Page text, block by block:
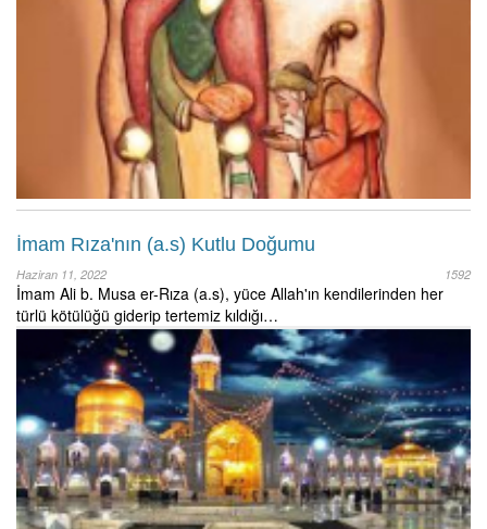
İmam Rıza'nın (a.s) Kutlu Doğumu
Haziran 11, 2022 1592
İmam Ali b. Musa er-Rıza (a.s), yüce Allah'ın kendilerinden her
türlü kötülüğü giderip tertemiz kıldığı…